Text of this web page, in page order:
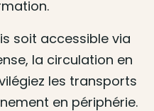
soit accessible via
la circulation en
les transports
en périphérie.